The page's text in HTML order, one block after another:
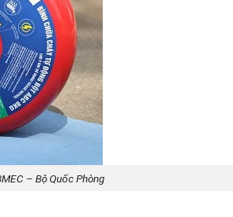
Quốc Phòng